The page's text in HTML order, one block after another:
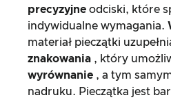
precyzyjne odciski, które
indywidualne wymagania.
materiał pieczątki
znakowania , który
wyrównanie , a tym
nadruku. Pieczątka jest